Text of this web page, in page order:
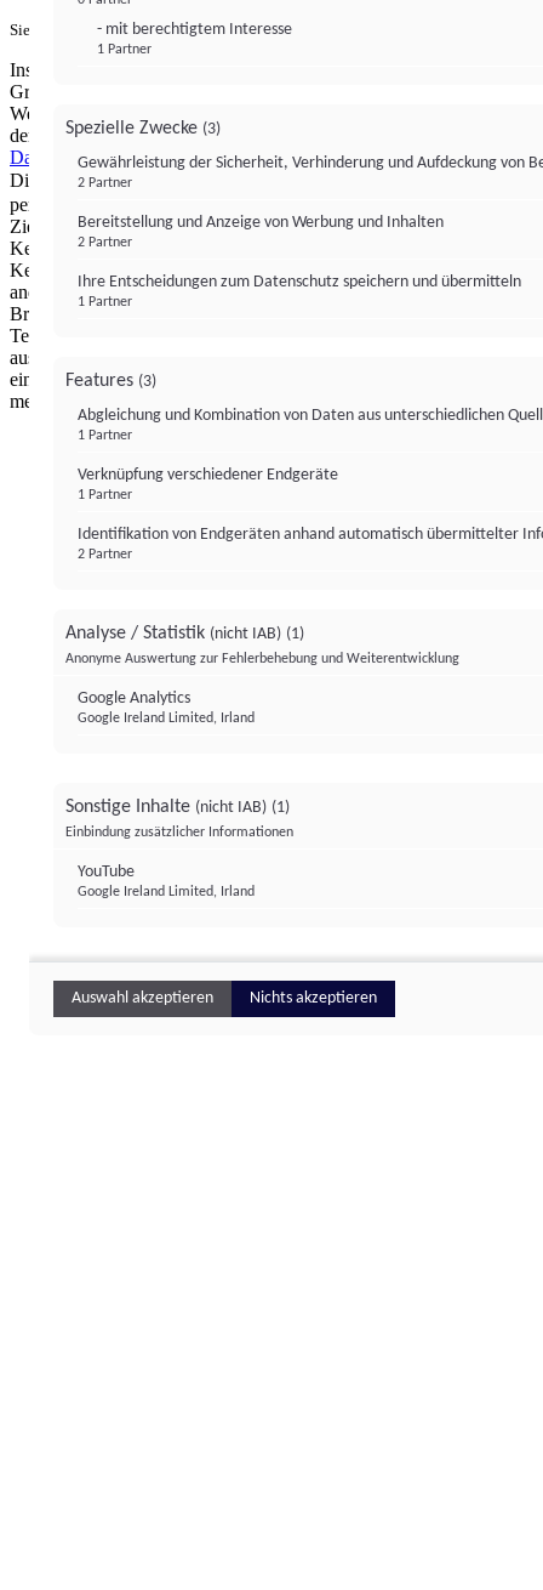
Sie haben ein PUR-Abo?Hier anmelden.
Institutional Money mit Werbung: Wir nutzen aus wirtschaftlichen
Gründen die Möglichkeit, unsere Webseite Dritten als digitalen
Werbeplatz zur Verfügung zu stellen. Über Verarbeitungen, die in
der Verantwortung von uns liegen, können Sie sich in unserer
Datenschutzerklärungnäher informieren.Zur Bereitstellung unserer
Dienste nutzen wir Technologien von
personalisierte Werbung, Messung von Werbeleistung und
Zielgruppenforschung. Cookies, Endgeräte- oder ähnliche Online-
Kennungen (z. B. login-basierte Kennungen, zufällig generierte
Kennungen, netzwerkbasierte Kennungen) können zusammen mit
anderen Informationen (z. B. Browsertyp und
Browserinformationen, Sprache, Bildschirmgröße, unterstützte
Technologien usw.) auf Ihrem Endgerät gespeichert oder von dort
ausgelesen werden, um es jedes Mal wiederzuerkennen, wenn es
eine App oder einer Webseite aufruft. Dies geschieht für einen oder
mehrere der hier aufgeführten Verarbeitungszwecke.
- mit berechtigtem Interesse
1 Partner
Spezielle Zwecke (3)
Gewährleistung der Sicherheit, Verhinderung und Aufdeckung von
2 Partner
Bereitstellung und Anzeige von Werbung und Inhalten
2 Partner
Ihre Entscheidungen zum Datenschutz speichern und übermitteln
1 Partner
Features (3)
Abgleichung und Kombination von Daten aus unterschiedlichen
1 Partner
Verknüpfung verschiedener Endgeräte
1 Partner
Identifikation von Endgeräten anhand automatisch übermittelter
2 Partner
Analyse / Statistik (nicht IAB) (1)
Anonyme Auswertung zur Fehlerbehebung und Weiterentwicklung
Google Analytics
Google Ireland Limited, Irland
Sonstige Inhalte (nicht IAB) (1)
Einbindung zusätzlicher Informationen
YouTube
Google Ireland Limited, Irland
Auswahl akzeptieren Nichts akzeptieren
Institutional Money
ImpressumDatenschutzerklärung